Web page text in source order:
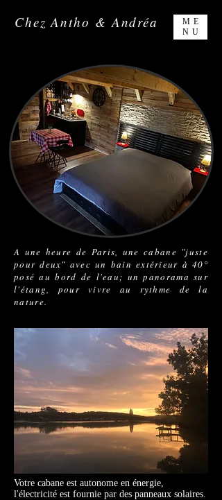
Chez Antho & Andréa
ME
NU
A une heure de Paris, une cabane "juste
pour deux" avec un bain extérieur à 40°
posé au bord de l'eau; un panorama sur
l'étang, pour vivre au rythme de la
nature.
Votre cabane est autonome en énergie,
l'électricité est fournie par des panneaux solaires.